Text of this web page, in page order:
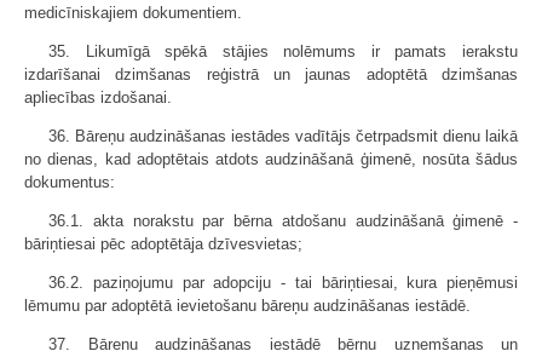
medicīniskajiem dokumentiem.
35. Likumīgā spēkā stājies nolēmums ir pamats ierakstu
izdarīšanai dzimšanas reģistrā un jaunas adoptētā dzimšanas
apliecības izdošanai.
36. Bāreņu audzināšanas iestādes vadītājs četrpadsmit dienu laikā
no dienas, kad adoptētais atdots audzināšanā ģimenē, nosūta šādus
dokumentus:
36.1. akta norakstu par bērna atdošanu audzināšanā ģimenē -
bāriņtiesai pēc adoptētāja dzīvesvietas;
36.2. paziņojumu par adopciju - tai bāriņtiesai, kura pieņēmusi
lēmumu par adoptētā ievietošanu bāreņu audzināšanas iestādē.
37. Bāreņu audzināšanas iestādē bērnu uzņemšanas un